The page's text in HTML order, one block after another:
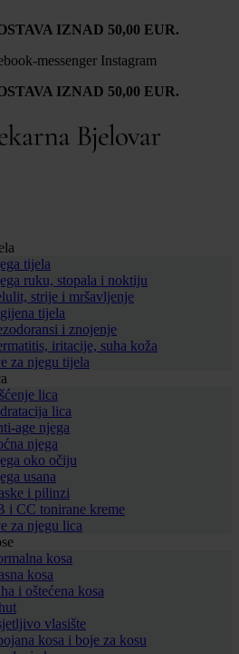
IZNAD 50,00 EUR.
messenger Instagram
IZNAD 50,00 EUR.
tijela
ruku, stopala i noktiju
strije i mršavljenje
tijela
i znojenje
iritacije, suha koža
za njegu tijela
lica
lica
age njega
njega
oko očiju
usana
i pilinzi
i CC tonirane kreme
za njegu lica
kosa
kosa
i oštećena kosa
vlasište
kosa i boje za kosu